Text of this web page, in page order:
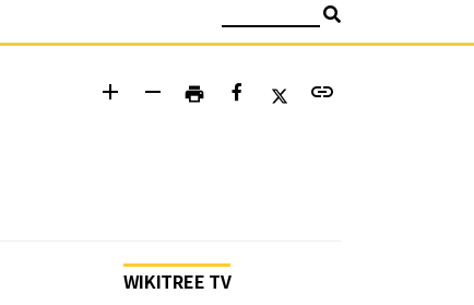
add remove print link
WIKITREE TV